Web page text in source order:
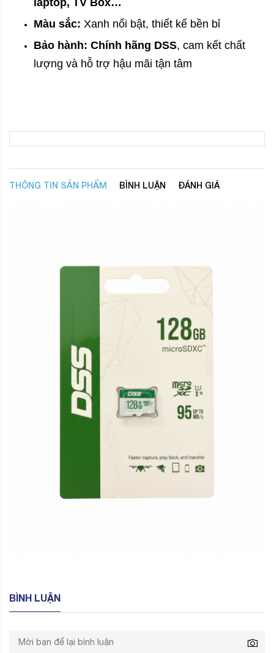
laptop, TV Box…
Màu sắc: Xanh nổi bật, thiết kế bền bỉ
Bảo hành: Chính hãng DSS, cam kết chất
lượng và hỗ trợ hậu mãi tận tâm
THÔNG TIN SẢN PHẨM BÌNH LUẬN ĐÁNH GIÁ
BÌNH LUẬN